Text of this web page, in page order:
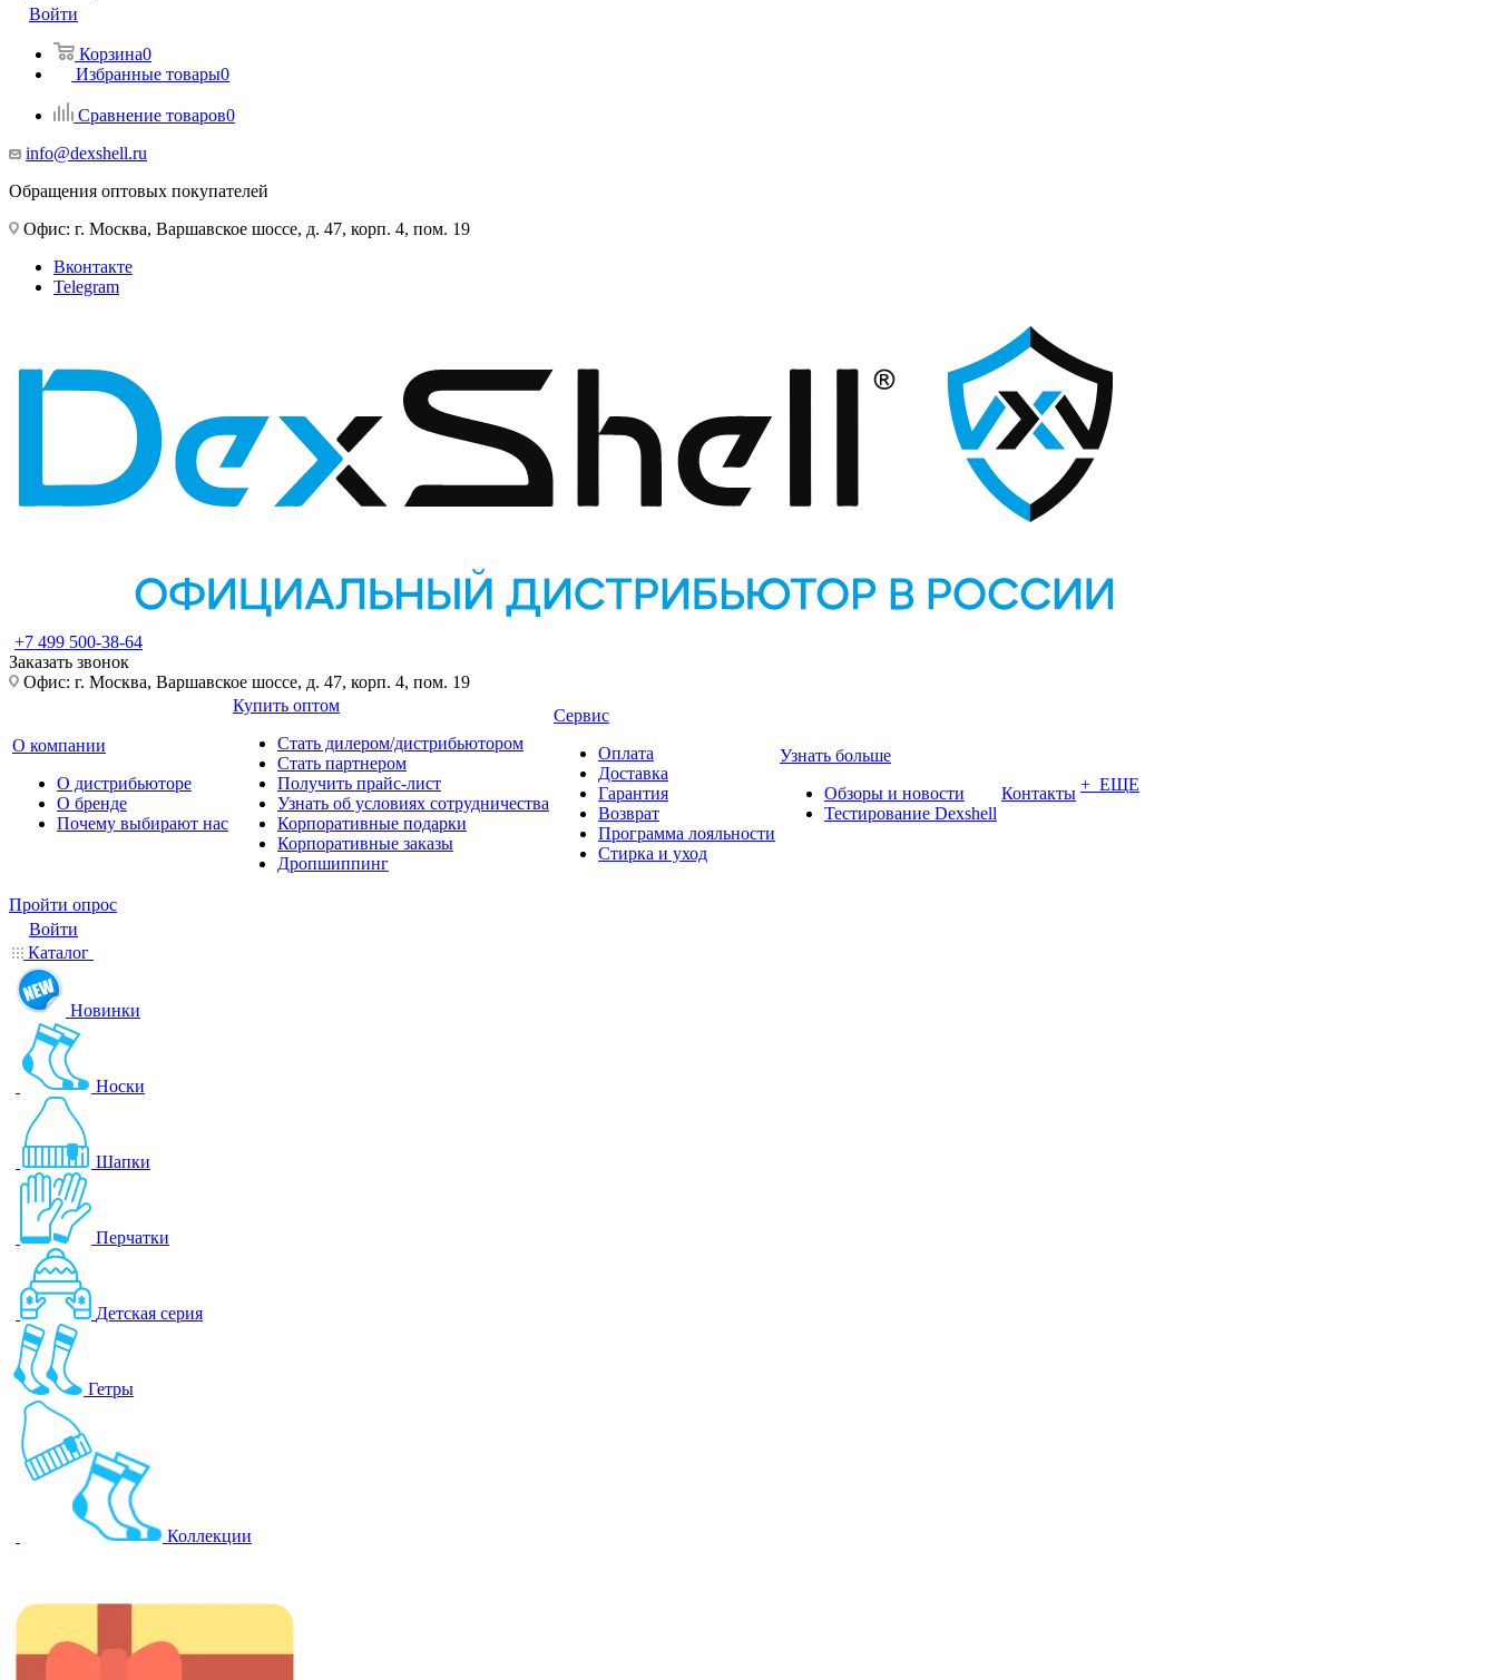
Войти
Корзина0
Избранные товары0
Сравнение товаров0
info@dexshell.ru
Обращения оптовых покупателей
Офис: г. Москва, Варшавское шоссе, д. 47, корп. 4, пом. 19
Вконтакте
Telegram
+7 499 500-38-64
Заказать звонок
Офис: г. Москва, Варшавское шоссе, д. 47, корп. 4, пом. 19
О компании
О дистрибьюторе
О бренде
Почему выбирают нас
Купить оптом
Стать дилером/дистрибьютором
Стать партнером
Получить прайс-лист
Узнать об условиях сотрудничества
Корпоративные подарки
Корпоративные заказы
Дропшиппинг
Сервис
Оплата
Доставка
Гарантия
Возврат
Программа лояльности
Стирка и уход
Узнать больше
Обзоры и новости
Тестирование Dexshell
Контакты + ЕЩЕ
Пройти опрос
Войти
Каталог
Новинки
Носки
Шапки
Перчатки
Детская серия
Гетры
Коллекции